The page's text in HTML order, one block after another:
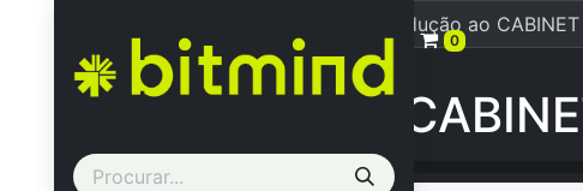
0
[CABINET VISION] 1. Introdução ao
Course content